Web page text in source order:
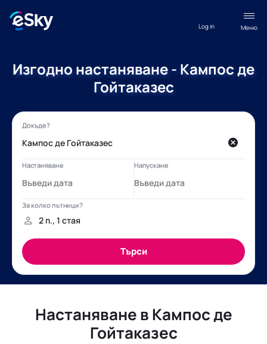
Меню
Log in
Изгодно настаняване - Кампос де
Гойтаказес
Настаняване в Кампос де
Гойтаказес